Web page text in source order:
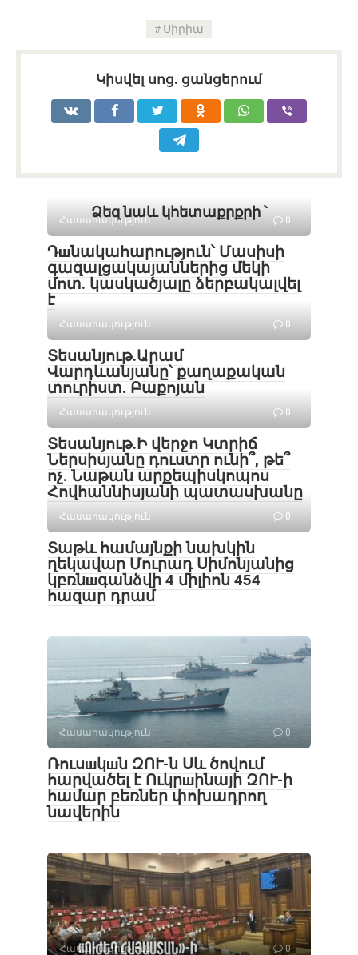
Սիրիա
Կիսվել սոց․ ցանցերում
Ձեզ նաև կհետաքրքրի ՝
Հասարակություն 0
Դшնակահարություն՝ Մասիսի
գազալցակայաններից մեկի
մոտ. կասկածյալը ձերբակալվել
է
Հասարակություն 0
Տեսանյութ․Արամ
Վարդևանյանը՝ քաղաքական
տուրիստ. Բաքոյան
Հասարակություն 0
Տեսանյութ․Ի վերջո Կտրիճ
Ներսիսյանը դուստր ունի՞, թե՞
ոչ. Նաթան արքեպիսկոպոս
Հովհաննիսյանի պատասխանը
Հասարակություն 0
Տաթև համայնքի նախկին
ղեկավար Մուրադ Սիմոնյանից
կբռնшգանձվի 4 միլիոն 454
հազար դրամ
Հասարակություն 0
Ռուսшկшն ԶՈՒ-ն Սև ծովում
հարվածել է Ուկրшինայի ԶՈՒ-ի
համար բեռներ փոխադրող
նավերին
Հասարակություն 0